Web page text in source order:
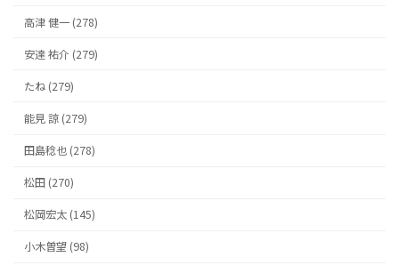
高津 健一 (278)
安達 祐介 (279)
たね (279)
能見 諒 (279)
田島稔也 (278)
松田 (270)
松岡宏太 (145)
小木曽望 (98)